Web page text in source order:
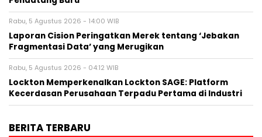
Rabu, 5 Agustus 2026 - 14:00 WIB
Laporan Cision Peringatkan Merek tentang ‘Jebakan
Fragmentasi Data’ yang Merugikan
Rabu, 5 Agustus 2026 - 04:12 WIB
Lockton Memperkenalkan Lockton SAGE: Platform
Kecerdasan Perusahaan Terpadu Pertama di Industri
BERITA TERBARU